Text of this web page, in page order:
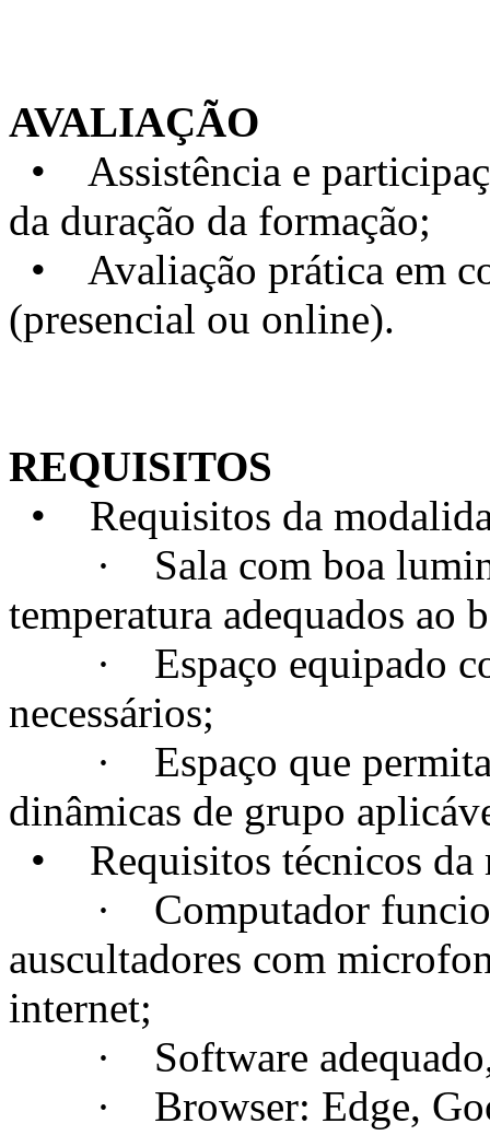
AVALIAÇÃO
• Assistência e
da duração da formação;
• Avaliação prática em
(presencial ou online).
REQUISITOS
• Requisitos da
· Sala com boa
temperatura adequados ao
· Espaço equipado
necessários;
· Espaço que permita
dinâmicas de grupo
• Requisitos técnicos da
· Computador
auscultadores com
internet;
· Software adequado,
· Browser: Edge,